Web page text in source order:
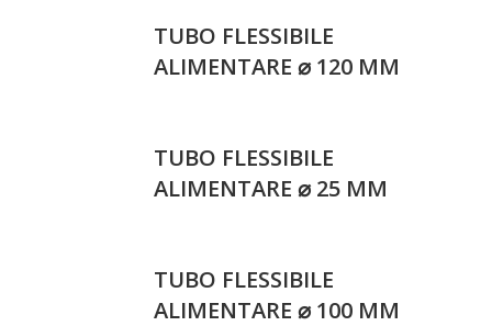
TUBO FLESSIBILE
ALIMENTARE ⌀ 120 MM
TUBO FLESSIBILE
ALIMENTARE ⌀ 25 MM
TUBO FLESSIBILE
ALIMENTARE ⌀ 100 MM